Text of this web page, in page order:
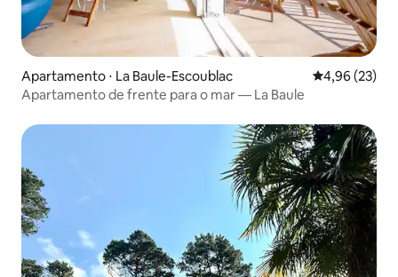
Apartamento ⋅ La Baule-Escoublac 4,96 de uma
4,96 (23)
Apartamento de frente para o mar — La Baule